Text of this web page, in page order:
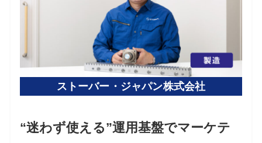
ストーバー・ジャパン株式会社
“迷わず使える”運用基盤でマーケテ